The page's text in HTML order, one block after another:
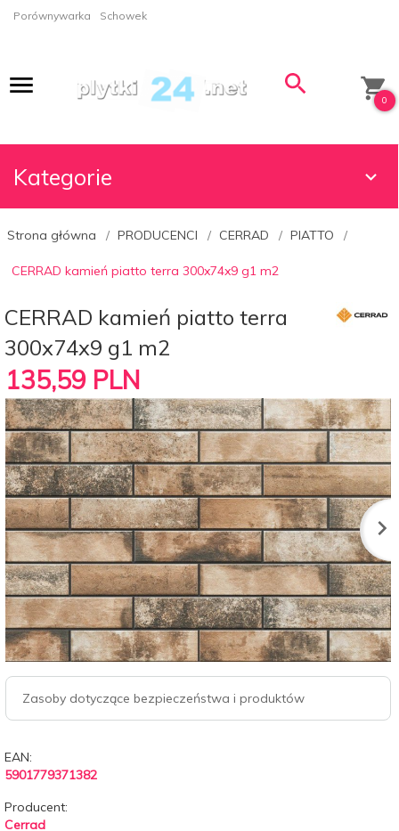
Porównywarka Schowek
0
Kategorie
Strona główna PRODUCENCI CERRAD PIATTO
CERRAD kamień piatto terra 300x74x9 g1 m2
CERRAD kamień piatto terra
300x74x9 g1 m2
135,59 PLN
Zasoby dotyczące bezpieczeństwa i produktów
EAN:
5901779371382
Producent:
Cerrad